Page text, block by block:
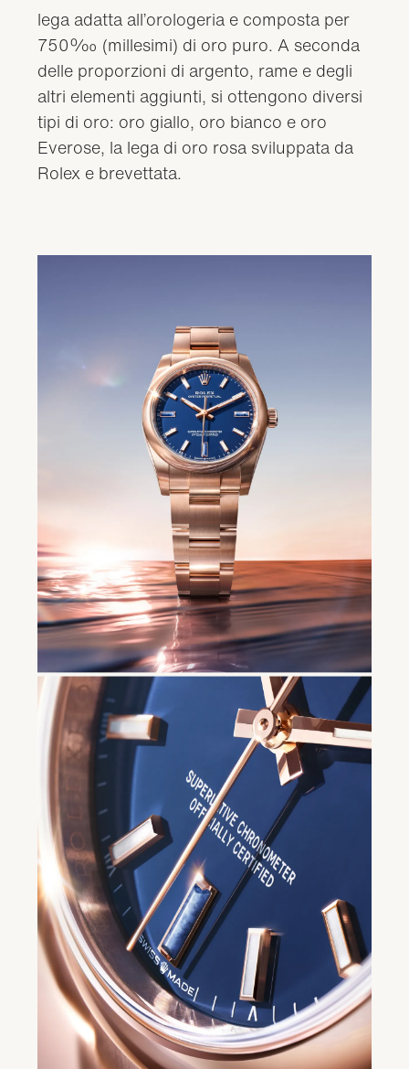
lega adatta all’orologeria e composta per
750‰ (millesimi) di oro puro. A seconda
delle proporzioni di argento, rame e degli
altri elementi aggiunti, si ottengono diversi
tipi di oro: oro giallo, oro bianco e oro
Everose, la lega di oro rosa sviluppata da
Rolex e brevettata.